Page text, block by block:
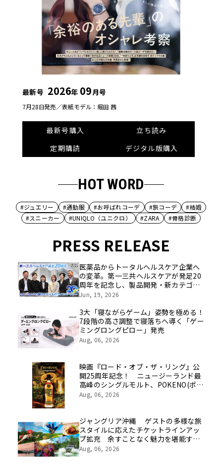
最新号 2026年 09月号
7月28日発売／表紙モデル：堀田 茜
最新号購入
立ち読み
定期購読
デジタル版購入
HOT WORD
#ジュエリー #通勤服 #お呼ばれコーデ #旅コーデ
#結婚
#スニーカー
#UNIQLO（ユニクロ） #ZARA #骨格診断
PRESS RELEASE
医薬品からトータルヘルスケア企業へ
の変革。第一三共ヘルスケアが発足20
周年を記念し、製品開発・新カテゴリ
挑戦の舞台や旧社統合時のエピソード
像を公開！
Jun, 19, 2026
3大「寝ながらゲーム」姿勢を極める！
7段階の高さ調整で寝落ちへ導く「ゲー
ミングロングピロー」発売
Aug, 06, 2026
映画『ロード・オブ・ザ・リング』公
開25周年記念！ ニュージーランド最
高峰のシングルモルト、POKENO(ポケ
ノ)より 数量限定ウイスキー「リング
Aug, 06, 2026
ジャングリア沖縄 ゲストの多様な旅
スタイルに応えたチケットラインアッ
プ拡充 余すことなく魅力を堪能する
「ロイヤルチケット」新登場
Aug, 06, 2026